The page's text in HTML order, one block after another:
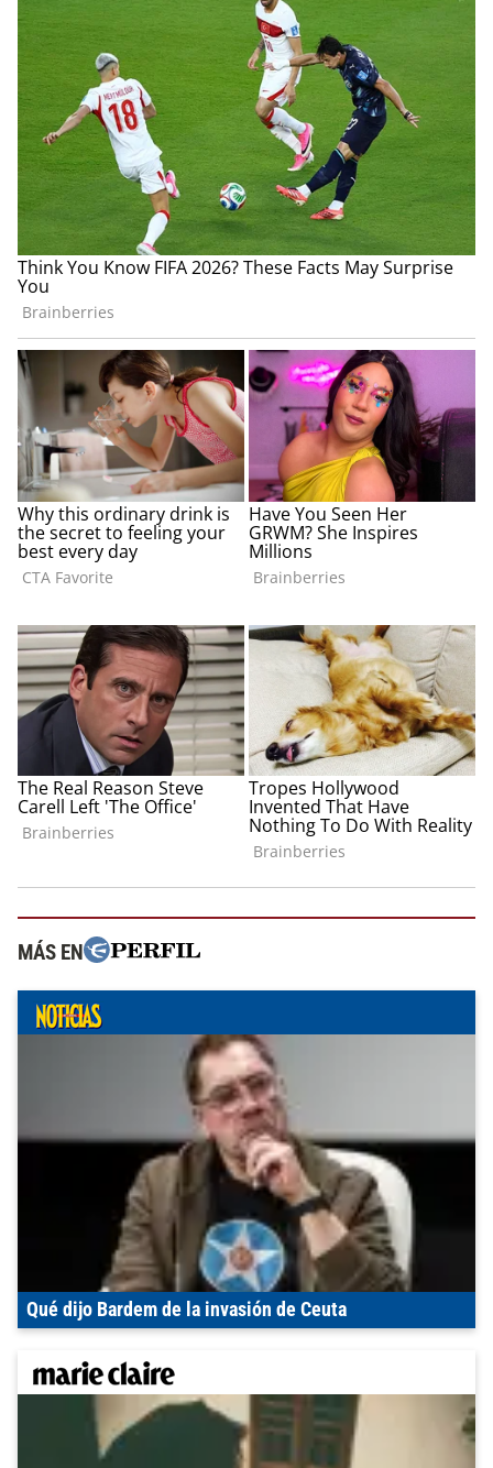
MÁS EN
Qué dijo Bardem de la invasión de Ceuta